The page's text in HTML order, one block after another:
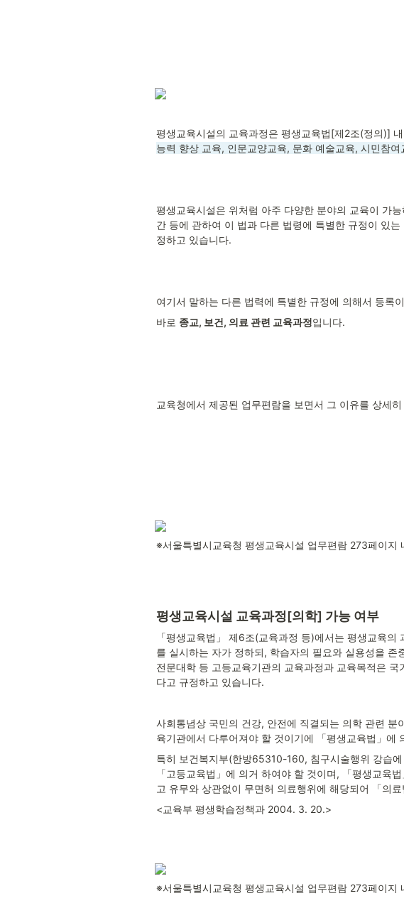
평생교육시설의 교육과정은 평생교육법[제2조(정의)]
능력 향상 교육, 인문교양교육, 문화 예술교육, 시민참여
평생교육시설은 위처럼 아주 다양한 분야의 교육이 가
간 등에 관하여 이 법과 다른 법령에 특별한 규정이 있
정하고 있습니다.
여기서 말하는 다른 법력에 특별한 규정에 의해서 등록
바로 종교, 보건, 의료 관련 교육과정입니다.
교육청에서 제공된 업무편람을 보면서 그 이유를 상세
※서울특별시교육청 평생교육시설 업무편람 273페이지
평생교육시설 교육과정[의학] 가능 여부
「평생교육법」 제6조(교육과정 등)에서는 평생교육
를 실시하는 자가 정하되, 학습자의 필요와 실용성을
전문대학 등 고등교육기관의 교육과정과 교육목적은
다고 규정하고 있습니다.
사회통념상 국민의 건강, 안전에 직결되는 의학 관련
육기관에서 다루어져야 할 것이기에 「평생교육법」
특히 보건복지부(한방65310-160, 침구시술행위 강습
「고등교육법」에 의거 하여야 할 것이며, 「평생교육
고 유무와 상관없이 무면허 의료행위에 해당되어 「의
<교육부 평생학습정책과 2004. 3. 20.>
※서울특별시교육청 평생교육시설 업무편람 273페이지